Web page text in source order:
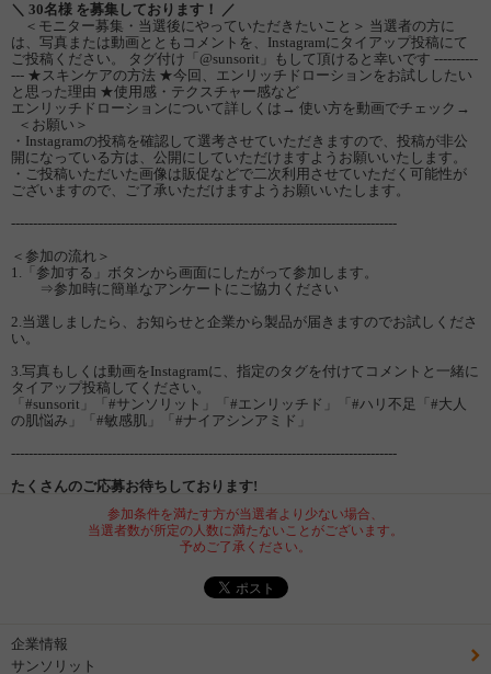
＼ 30名様 を募集しております！ ／
＜モニター募集・当選後にやっていただきたいこと＞ 当選者の方に
は、写真または動画とともコメントを、Instagramにタイアップ投稿にて
ご投稿ください。 タグ付け「@sunsorit」もして頂けると幸いです ----------
--- ★スキンケアの方法 ★今回、エンリッチドローションをお試ししたい
と思った理由 ★使用感・テクスチャー感など
エンリッチドローションについて詳しくは→ 使い方を動画でチェック→
＜お願い＞
・Instagramの投稿を確認して選考させていただきますので、投稿が非公
開になっている方は、公開にしていただけますようお願いいたします。
・ご投稿いただいた画像は販促などで二次利用させていただく可能性が
ございますので、ご了承いただけますようお願いいたします。
----------------------------------------------------------------------------------------
＜参加の流れ＞
1.「参加する」ボタンから画面にしたがって参加します。
⇒参加時に簡単なアンケートにご協力ください
2.当選しましたら、お知らせと企業から製品が届きますのでお試しくださ
い。
3.写真もしくは動画をInstagramに、指定のタグを付けてコメントと一緒に
タイアップ投稿してください。
「#sunsorit」「#サンソリット」「#エンリッチド」「#ハリ不足「#大人
の肌悩み」「#敏感肌」「#ナイアシンアミド」
----------------------------------------------------------------------------------------
たくさんのご応募お待ちしております!
参加条件を満たす方が当選者より少ない場合、
当選者数が所定の人数に満たないことがございます。
予めご了承ください。
企業情報
サンソリット